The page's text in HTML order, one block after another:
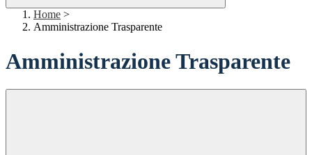
Home >
Amministrazione Trasparente
Amministrazione Trasparente